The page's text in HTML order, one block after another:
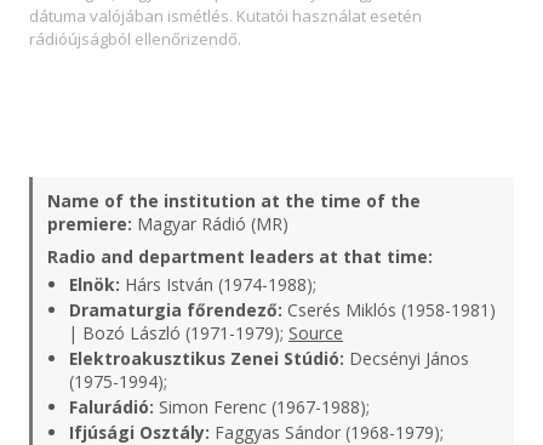
dátuma valójában ismétlés. Kutatói használat esetén
rádióújságból ellenőrizendő.
Name of the institution at the time of the
premiere: Magyar Rádió (MR)
Radio and department leaders at that time:
Elnök: Hárs István (1974-1988);
Dramaturgia főrendező: Cserés Miklós (1958-1981)
| Bozó László (1971-1979); Source
Elektroakusztikus Zenei Stúdió: Decsényi János
(1975-1994);
Falurádió: Simon Ferenc (1967-1988);
Ifjúsági Osztály: Faggyas Sándor (1968-1979);